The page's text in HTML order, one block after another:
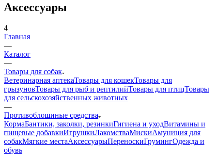
Аксессуары
4
Главная
—
Каталог
—
Товары для собак
Ветеринарная аптекаТовары для кошекТовары для
грызуновТовары для рыб и рептилийТовары для птицТовары
для сельскохозяйственных животных
—
Противоблошиные средства
КормаБантики, заколки, резинкиГигиена и уходВитамины и
пищевые добавкиИгрушкиЛакомстваМискиАмуниция для
собакМягкие местаАксессуарыПереноскиГрумингОдежда и
обувь